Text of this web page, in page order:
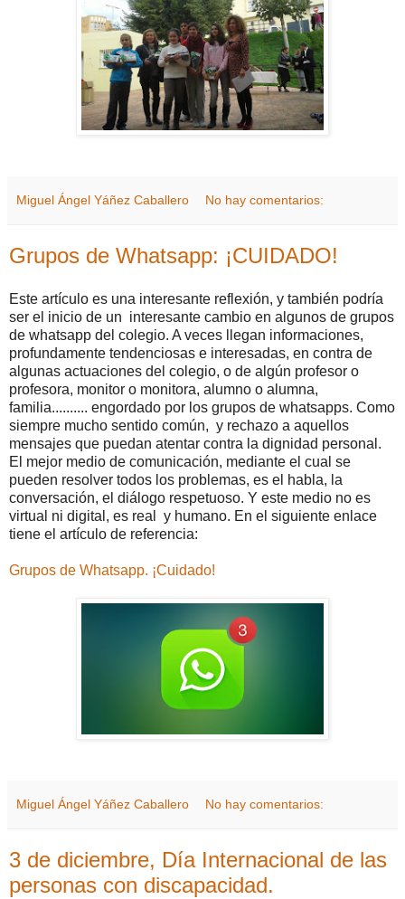
Miguel Ángel Yáñez Caballero No hay comentarios:
Grupos de Whatsapp: ¡CUIDADO!
Este artículo es una interesante reflexión, y también podría
ser el inicio de un interesante cambio en algunos de grupos
de whatsapp del colegio. A veces llegan informaciones,
profundamente tendenciosas e interesadas, en contra de
algunas actuaciones del colegio, o de algún profesor o
profesora, monitor o monitora, alumno o alumna,
familia.......... engordado por los grupos de whatsapps. Como
siempre mucho sentido común, y rechazo a aquellos
mensajes que puedan atentar contra la dignidad personal.
El mejor medio de comunicación, mediante el cual se
pueden resolver todos los problemas, es el habla, la
conversación, el diálogo respetuoso. Y este medio no es
virtual ni digital, es real y humano. En el siguiente enlace
tiene el artículo de referencia:
Grupos de Whatsapp. ¡Cuidado!
Miguel Ángel Yáñez Caballero No hay comentarios:
3 de diciembre, Día Internacional de las
personas con discapacidad.